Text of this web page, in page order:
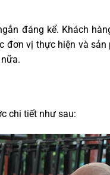
đáng kể. Khách
đơn vị thực hiện và
chi tiết như sau: